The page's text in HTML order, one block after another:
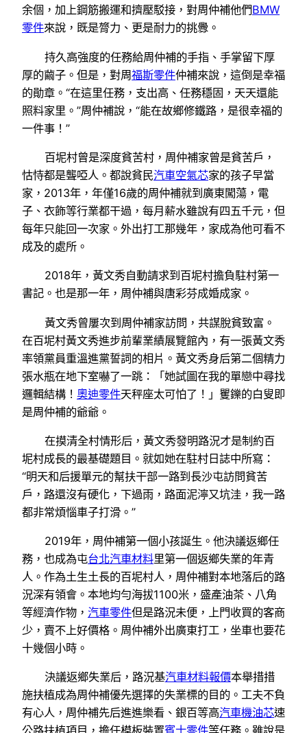
余個，加上鋼筋搬運和擠壓駁接，對周仲補他們BMW
零件來說，既是膂力、更是耐力的挑釁。
持久高強度的任務給周仲補的手指、手掌留下厚
厚的繭子。但是，對周福斯零件仲補來說，這倒是幸福
的勛章。“在這里任務，支出高、任務穩固，天天還能
照料家里。”周仲補說，“能在故鄉修鐵路，是很幸福的
一件事！”
百坭村曾是深度貧苦村，周仲補家曾是貧苦戶，
怙恃都是聾啞人。都說貧民汽車空氣芯家的孩子早當
家，2013年，年僅16歲的周仲補就到廣東闖蕩，電
子、衣飾等行業都干過，每月薪水雖說有四五千元，但
每年只能回一次家。外出打工那幾年，家成為他可看不
成及的處所。
2018年，黃文秀自動請求到百坭村擔負駐村第一
書記。也是那一年，周仲補與唐彩芬成婚成家。
黃文秀曾屢次到周仲補家訪問，共謀脫貧致富。
在百坭村黃文秀進步前輩業績展覽館內，有一張黃文秀
率領黨員重溫進黨誓詞的相片。黃文秀身后第二個精力
張水瓶在地下室嚇了一跳：「她試圖在我的單戀中尋找
邏輯結構！ 奧迪零件天秤座太可怕了！」矍鑠的白叟即
是周仲補的爺爺。
在摸清全村情形后，黃文秀發明路況才是制約百
坭村成長的最基礎題目。就如她在駐村日誌中所寫：
“明天和后援單元的幫扶干部一路到長沙屯訪問貧苦
戶，路還沒有硬化，下過雨，路面泥濘又坑洼，我一路
都非常煩惱車子打滑。”
2019年，周仲補第一個小孩誕生。他決議返鄉任
務，也成為屯台北汽車材料里第一個返鄉失業的年青
人。作為土生土長的百坭村人，周仲補對本地落后的路
況深有領會。本地均勻海拔1100米，盛產油茶、八角
等經濟作物， 汽車零件但是路況未便，上門收買的客商
少，賣不上好價格。周仲補外出廣東打工，坐車也要花
十幾個小時。
決議返鄉失業后，路況基汽車材料報價本舉措措
施扶植成為周仲補優先選擇的失業標的目的。工夫不負
有心人，周仲補先后進進樂看、銀百等高汽車機油芯速